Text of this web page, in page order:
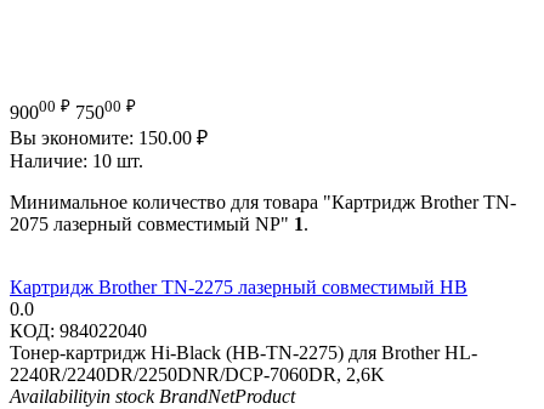
90000 ₽ 75000 ₽
Вы экономите: 150.00 ₽
Наличие: 10 шт.
Минимальное количество для товара "Картридж Brother TN-
2075 лазерный совместимый NP" 1.
Картридж Brother TN-2275 лазерный совместимый HB
0.0
КОД: 984022040
Тонер-картридж Hi-Black (HB-TN-2275) для Brother HL-
2240R/2240DR/2250DNR/DCP-7060DR, 2,6K
Availabilityin stock BrandNetProduct